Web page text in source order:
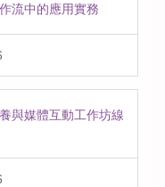
流中的應用實務
與媒體互動工作坊線